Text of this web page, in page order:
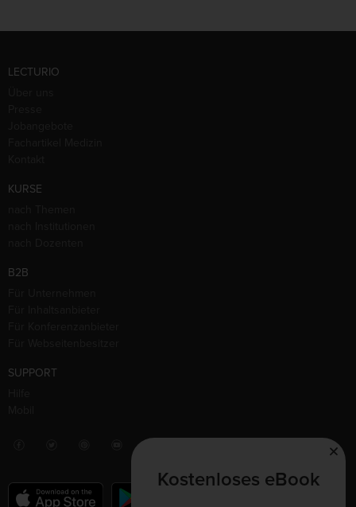
LECTURIO
KURSE
B2B
SUPPORT
Kostenloses eBook